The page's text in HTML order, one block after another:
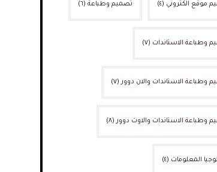
موقع الكتروني (٤) تصميم وطباعة(٦)
وطباعة الاستاندات (٧)
وطباعة الاستاندات والان دوور (٧)
وطباعة الاستاندات والاوت دوور (٨)
المعلومات (٤)